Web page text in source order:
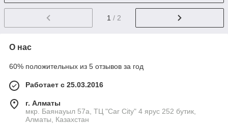
1 / 2
О нас
60% положительных из 5 отзывов за год
Работает с 25.03.2016
г. Алматы
мкр. Баянауыл 57а, ТЦ "Car Сity" 4 ярус 252 бутик,
Алматы, Казахстан